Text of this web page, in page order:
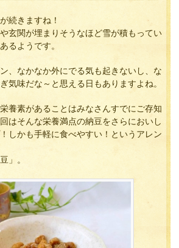
続きますね！
玄関が埋まりそうなほど雪が積もってい
るようです。
、なかなか外にでる気も起きないし、な
気味だな～と思える日もありますよね。
養素があることはみなさんすでにご存知
はそんな栄養満点の納豆をさらにおいし
しかも手軽に食べやすい！というアレン
」。